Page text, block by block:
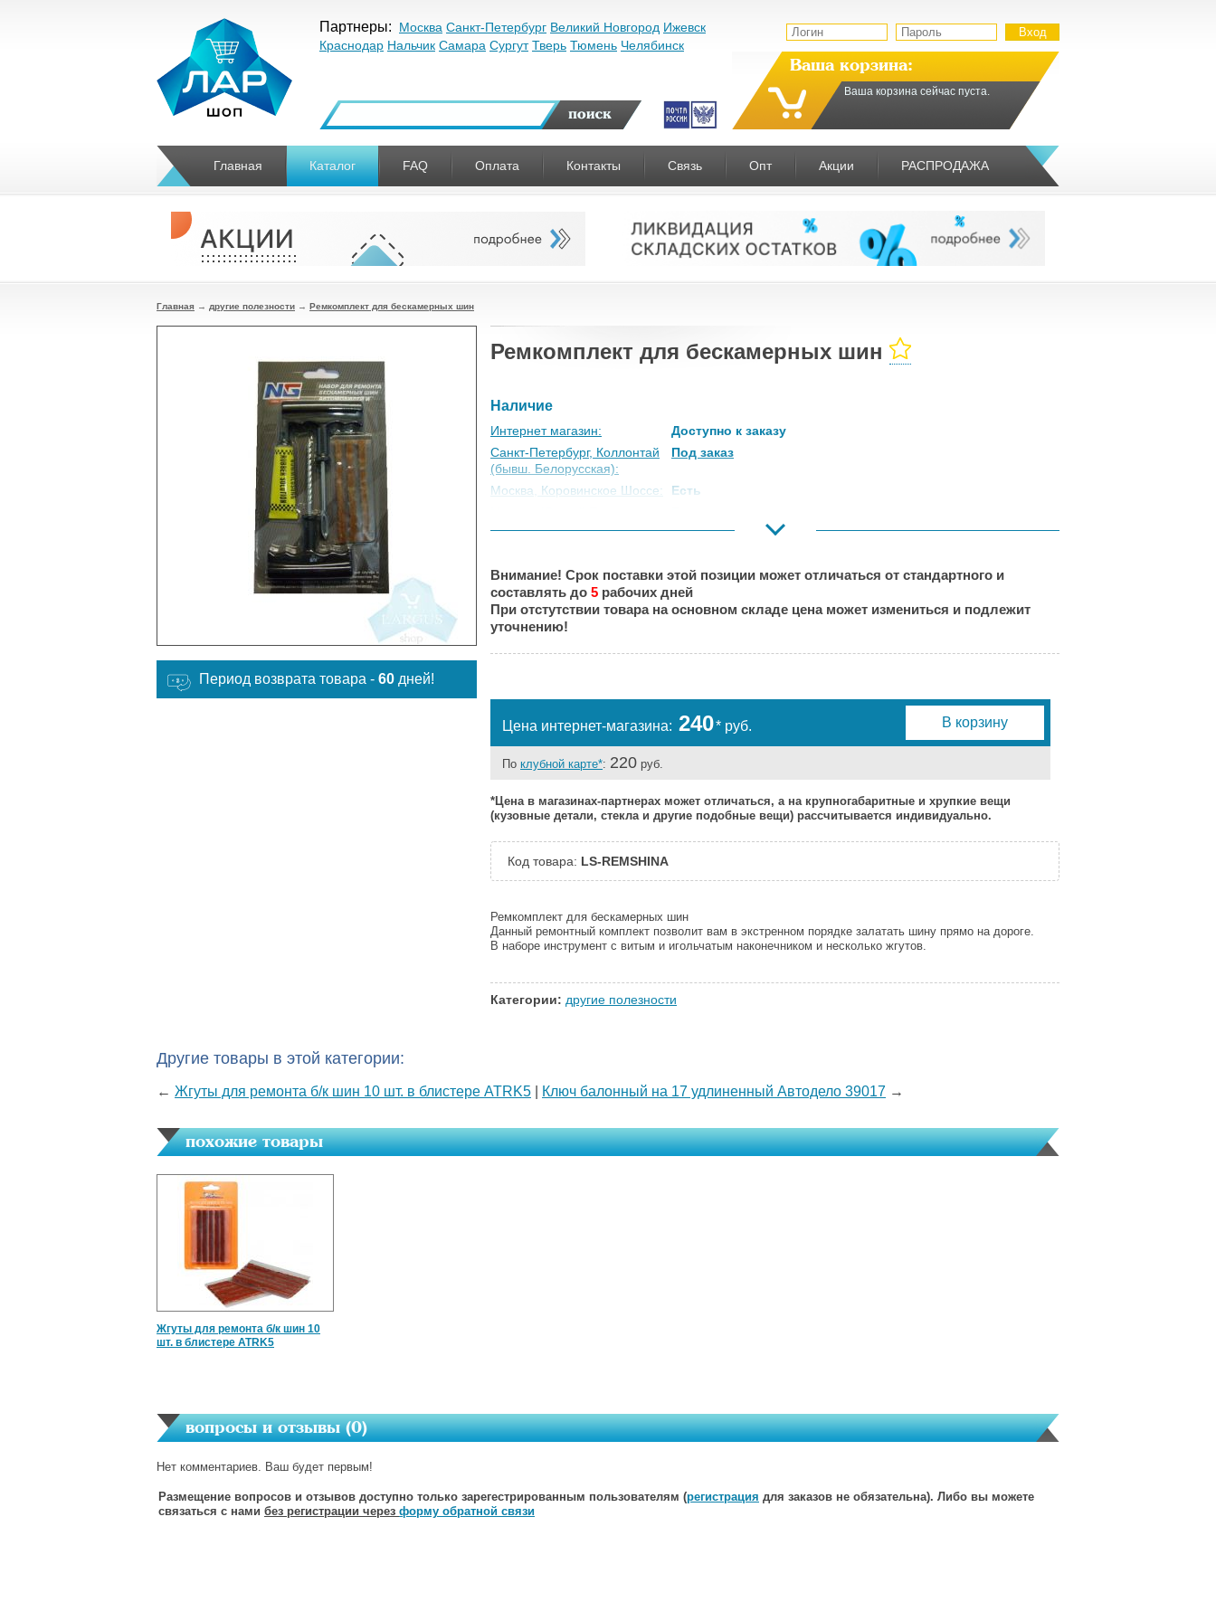
Партнеры: Москва Санкт-Петербург Великий Новгород Ижевск
Краснодар Нальчик Самара Сургут Тверь Тюмень Челябинск
Ваша корзина:
Ваша корзина сейчас пуста.
Главная Каталог FAQ Оплата Контакты Связь Опт Акции РАСПРОДАЖА
Главная → другие полезности → Ремкомплект для бескамерных шин
Период возврата товара - 60 дней!
Ремкомплект для бескамерных шин
Наличие
Интернет магазин:
Доступно к заказу
Санкт-Петербург, Коллонтай
(бывш. Белорусская):
Под заказ
Москва, Коровинское Шоссе:
Есть
Великий Новгород:
Под заказ
Нальчик:
Под заказ
Самара:
Под заказ
Тверь:
Внимание! Срок поставки этой позиции может отличаться от стандартного и
составлять до 5 рабочих дней
При отстутствии товара на основном складе цена может измениться и подлежит
уточнению!
Цена интернет-магазина: 240* руб. В корзину
По клубной карте*: 220 руб.
*Цена в магазинах-партнерах может отличаться, а на крупногабаритные и хрупкие вещи
(кузовные детали, стекла и другие подобные вещи) рассчитывается индивидуально.
Код товара: LS-REMSHINA
Ремкомплект для бескамерных шин
Данный ремонтный комплект позволит вам в экстренном порядке залатать шину прямо на дороге.
В наборе инструмент с витым и игольчатым наконечником и несколько жгутов.
Категории: другие полезности
Другие товары в этой категории:
← Жгуты для ремонта б/к шин 10 шт. в блистере ATRK5 Ключ балонный на 17 удлиненный Автодело 39017 →
похожие товары
Жгуты для ремонта б/к шин 10
шт. в блистере ATRK5
вопросы и отзывы (0)
Нет комментариев. Ваш будет первым!
Размещение вопросов и отзывов доступно только зарегестрированным пользователям (регистрация для заказов не обязательна). Либо вы можете
связаться с нами без регистрации через форму обратной связи